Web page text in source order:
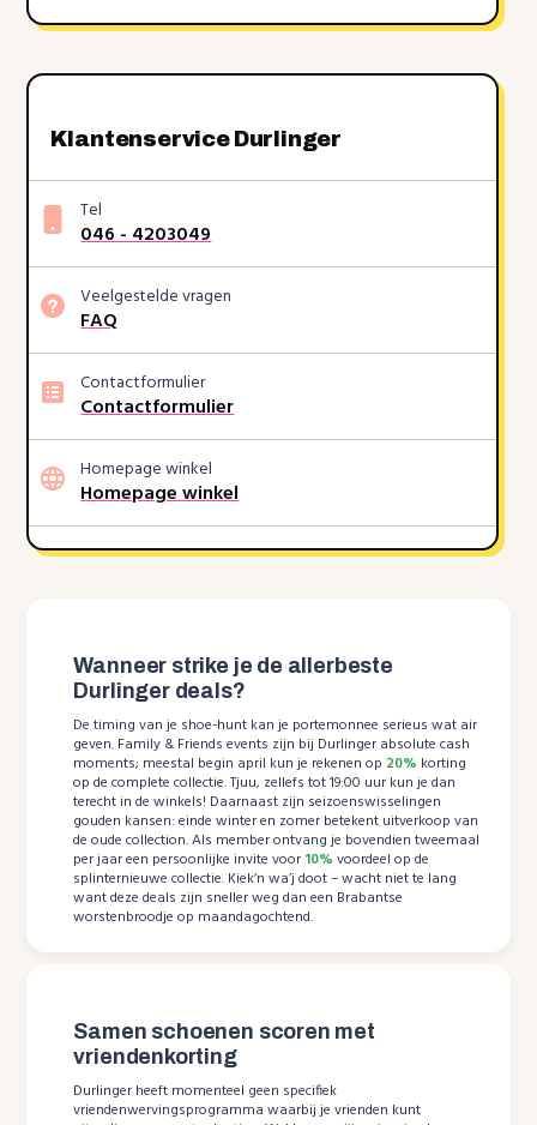
Klantenservice Durlinger
Tel
046 - 4203049
Veelgestelde vragen
FAQ
Contactformulier
Contactformulier
Homepage winkel
Homepage winkel
Wanneer strike je de allerbeste
Durlinger deals?
De timing van je shoe-hunt kan je portemonnee serieus wat air
geven. Family & Friends events zijn bij Durlinger absolute cash
moments; meestal begin april kun je rekenen op 20% korting
op de complete collectie. Tjuu, zellefs tot 19:00 uur kun je dan
terecht in de winkels! Daarnaast zijn seizoenswisselingen
gouden kansen: einde winter en zomer betekent uitverkoop van
de oude collection. Als member ontvang je bovendien tweemaal
per jaar een persoonlijke invite voor 10% voordeel op de
splinternieuwe collectie. Kiek’n wa’j doot – wacht niet te lang
want deze deals zijn sneller weg dan een Brabantse
worstenbroodje op maandagochtend.
Samen schoenen scoren met
vriendenkorting
Durlinger heeft momenteel geen specifiek
vriendenwervingsprogramma waarbij je vrienden kunt